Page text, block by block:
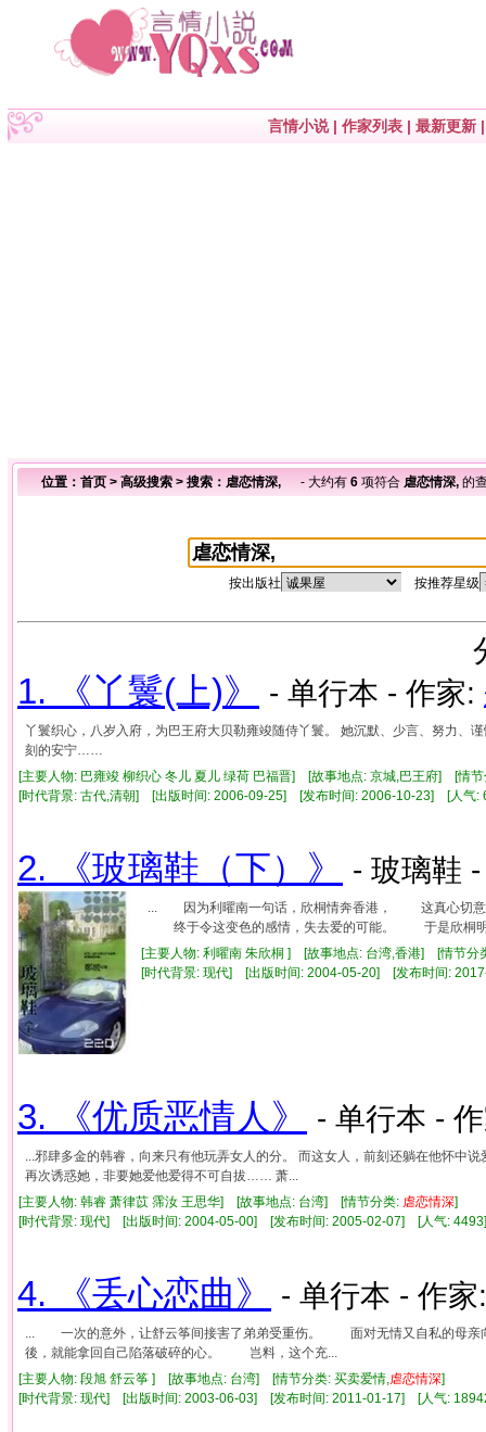
言情小说| 作家列表 | 最新更新
位置： 首页 > 高级搜索 > 搜索：虐恋情深, - 大约有 6 项符合 虐恋情深, 的
按出版社 按推荐星级
1. 《丫鬟(上)》 - 单行本 - 作家:
丫鬟织心，八岁入府，为巴王府大贝勒雍竣随侍丫鬟。 她沉默、少言、努力
刻的安宁……
[主要人物: 巴雍竣 柳织心 冬儿 夏儿 绿荷 巴福晋] [故事地点: 京城,巴王府] [情节
[时代背景: 古代,清朝] [出版时间: 2006-09-25] [发布时间: 2006-10-23] [人气
2. 《玻璃鞋（下）》 - 玻璃鞋
... 因为利曜南一句话，欣桐情奔香港， 这真心切意
终于令这变色的感情，失去爱的可能。 于是欣桐明
[主要人物: 利曜南 朱欣桐 ] [故事地点: 台湾,香港] [情节分
[时代背景: 现代] [出版时间: 2004-05-20] [发布时间:
3. 《优质恶情人》 - 单行本 -
...邪肆多金的韩睿，向来只有他玩弄女人的分。 而这女人，前刻还躺在他怀
再次诱惑她，非要她爱他爱得不可自拔…… 萧...
[主要人物: 韩睿 萧律苡 霈汝 王思华] [故事地点: 台湾] [情节分类: 虐恋情深]
[时代背景: 现代] [出版时间: 2004-05-00] [发布时间: 2005-02-07] [人气:
4. 《丢心恋曲》 - 单行本 - 作
... 一次的意外，让舒云筝间接害了弟弟受重伤。 面对无情又自私的母
後，就能拿回自己陷落破碎的心。 岂料，这个充...
[主要人物: 段旭 舒云筝 ] [故事地点: 台湾] [情节分类: 买卖爱情, 虐恋情深]
[时代背景: 现代] [出版时间: 2003-06-03] [发布时间: 2011-01-17] [人气: